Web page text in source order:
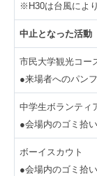
※H30は台風によ
中止となった活動
市民大学観光コ
●来場者へのパン
中学生ボランティ
●会場内のゴミ拾
ボーイスカウト
●会場内のゴミ拾